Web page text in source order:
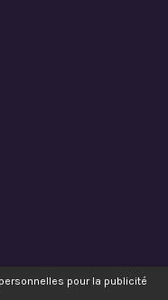
pour la publicité